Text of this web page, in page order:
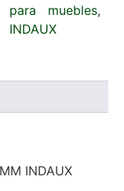
para muebles,
INDAUX
INDAUX